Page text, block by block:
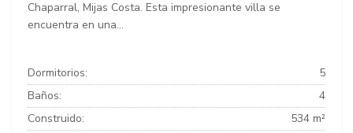
Chaparral, Mijas Costa. Esta impresionante villa se
encuentra en una...
Dormitorios:
5
Baños:
4
Construido:
534 m²